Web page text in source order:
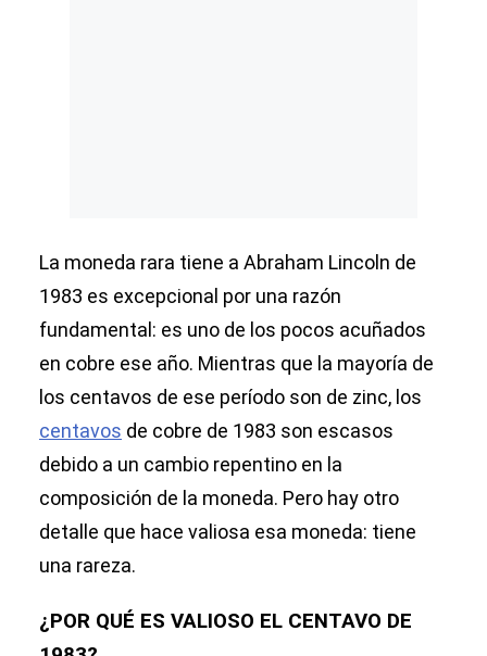
La moneda rara tiene a Abraham Lincoln de
1983 es excepcional por una razón
fundamental: es uno de los pocos acuñados
en cobre ese año. Mientras que la mayoría de
los centavos de ese período son de zinc, los
centavos de cobre de 1983 son escasos
debido a un cambio repentino en la
composición de la moneda. Pero hay otro
detalle que hace valiosa esa moneda: tiene
una rareza.
¿POR QUÉ ES VALIOSO EL CENTAVO DE